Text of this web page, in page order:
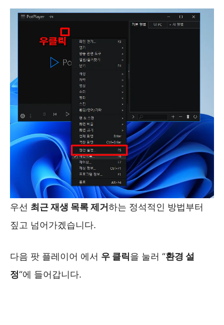
우선 최근 재생 목록 제거하는 정석적인 방법부터
짚고 넘어가겠습니다.
다음 팟 플레이어 에서 우 클릭을 눌러 “환경 설
정“에 들어갑니다.